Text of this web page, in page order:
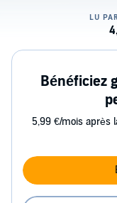
Bénéficiez
5,99 €/mois après